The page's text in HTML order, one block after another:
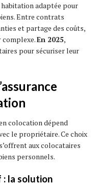
adaptée pour
Entre contrats
et partage des coûts,
complexe.En 2025,
pour sécuriser leur
colocation dépend
le propriétaire. Ce choix
aux colocataires
personnels.
: la solution